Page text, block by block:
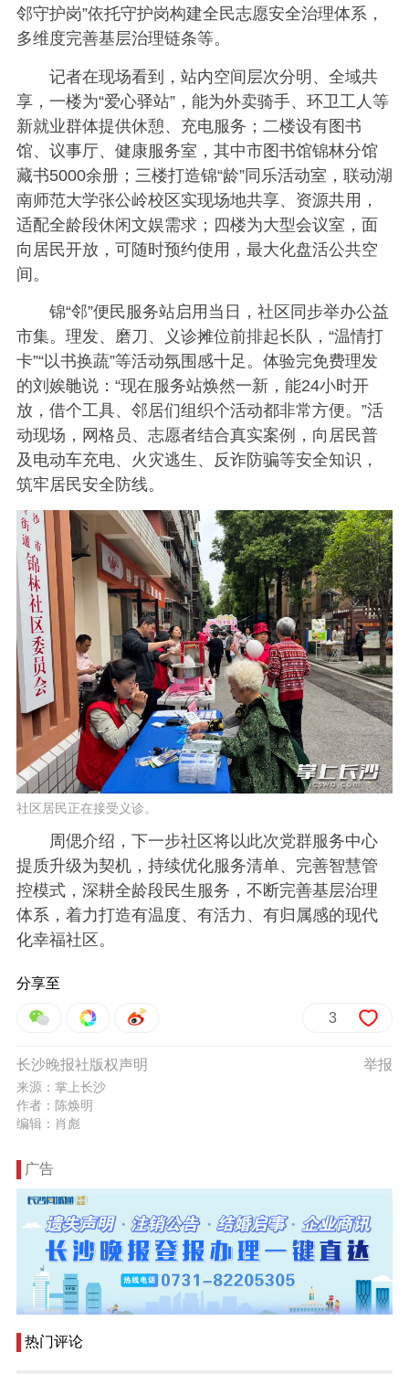
邻守护岗”依托守护岗构建全民志愿安全治理体系，
多维度完善基层治理链条等。
记者在现场看到，站内空间层次分明、全域共
享，一楼为“爱心驿站”，能为外卖骑手、环卫工人等
新就业群体提供休憩、充电服务；二楼设有图书
馆、议事厅、健康服务室，其中市图书馆锦林分馆
藏书5000余册；三楼打造锦“龄”同乐活动室，联动湖
南师范大学张公岭校区实现场地共享、资源共用，
适配全龄段休闲文娱需求；四楼为大型会议室，面
向居民开放，可随时预约使用，最大化盘活公共空
间。
锦“邻”便民服务站启用当日，社区同步举办公益
市集。理发、磨刀、义诊摊位前排起长队，“温情打
卡”“以书换蔬”等活动氛围感十足。体验完免费理发
的刘娭毑说：“现在服务站焕然一新，能24小时开
放，借个工具、邻居们组织个活动都非常方便。”活
动现场，网格员、志愿者结合真实案例，向居民普
及电动车充电、火灾逃生、反诈防骗等安全知识，
筑牢居民安全防线。
社区居民正在接受义诊。
周偲介绍，下一步社区将以此次党群服务中心
提质升级为契机，持续优化服务清单、完善智慧管
控模式，深耕全龄段民生服务，不断完善基层治理
体系，着力打造有温度、有活力、有归属感的现代
化幸福社区。
分享至
3
举报
长沙晚报社版权声明
来源：掌上长沙
作者：陈焕明
编辑：肖彪
广告
热门评论